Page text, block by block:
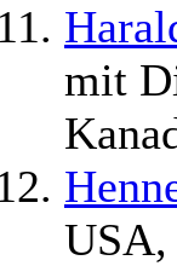
mit
USA,